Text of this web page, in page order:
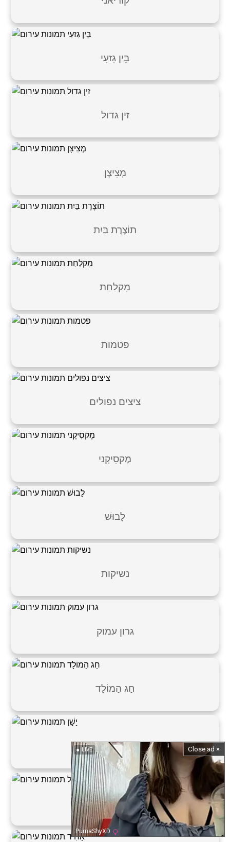
LIVE
PumaShyXD
Close ad ×
בֵּין גִזעִי
זין גדול
מְצִיצָן
תוֹצֶרֶת בַּיִת
מִקלַחַת
פטמות
ציצים נפולים
מֶקסִיקָני
לָבוּשׁ
נשיקות
גרון עמוק
חַג הַמוֹלָד
יָשָׁן
מְיוֹבָּל